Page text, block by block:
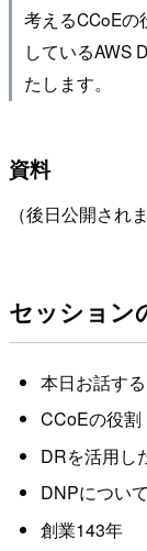
考えるCCoE
しているAWS
たします。
資料
（後日公開され
セッション
本日お話す
CCoEの役割
DRを活用し
DNPについて
創業143年